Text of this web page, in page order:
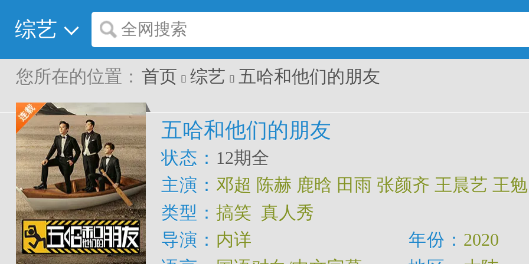
综艺 全网搜索
您所在的位置： 首页  综艺  五哈和他们的朋友
五哈和他们的朋友
状态： 12期全
主演： 邓超 陈赫 鹿晗 田雨 张颜齐 王晨艺 王勉
类型： 搞笑 真人秀
导演： 内详 年份： 2020